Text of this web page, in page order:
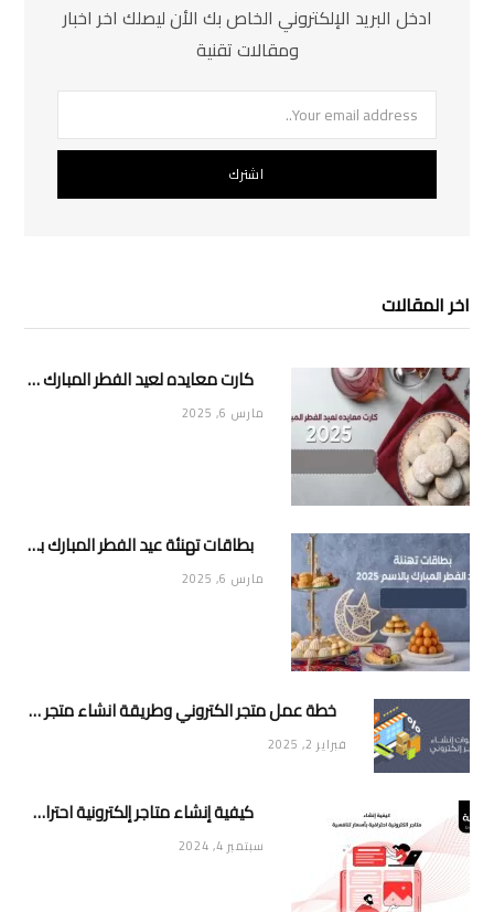
ادخل البريد الإلكتروني الخاص بك الأن ليصلك اخر اخبار
ومقالات تقنية
اخر المقالات
كارت معايده لعيد الفطر المبارك 2025
مارس 6, 2025
بطاقات تهنئة عيد الفطر المبارك بالاسم 2025
مارس 6, 2025
خطة عمل متجر الكتروني وطريقة انشاء متجر خاص ناجح ومميز
فبراير 2, 2025
كيفية إنشاء متاجر إلكترونية احترافية بأسعار تنافسية
سبتمبر 4, 2024